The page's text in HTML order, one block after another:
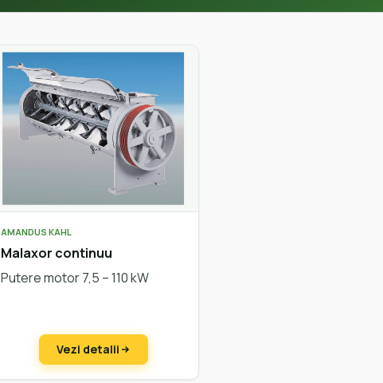
AMANDUS KAHL
Malaxor continuu
Putere motor 7,5 – 110 kW
Vezi detalii